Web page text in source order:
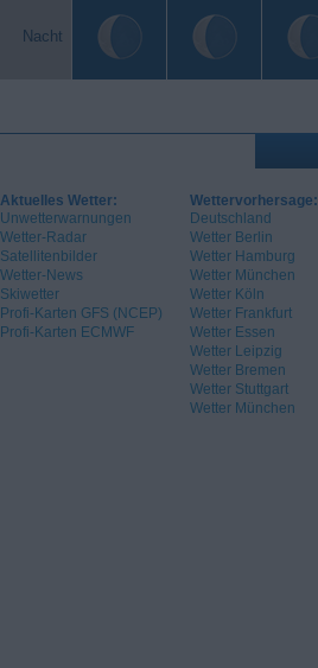
Nacht
Aktuelles Wetter:
Unwetterwarnungen
Wetter-Radar
Satellitenbilder
Wetter-News
Skiwetter
Profi-Karten GFS (NCEP)
Profi-Karten ECMWF
Wettervorhersage:
Deutschland
Wetter Berlin
Wetter Hamburg
Wetter München
Wetter Köln
Wetter Frankfurt
Wetter Essen
Wetter Leipzig
Wetter Bremen
Wetter Stuttgart
Wetter München